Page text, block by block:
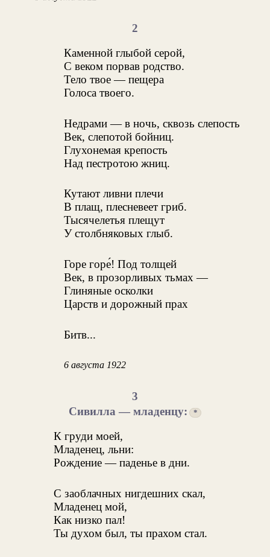
2
Каменной глыбой серой,
С веком порвав родство.
Тело твое — пещера
Голоса твоего.
Недрами — в ночь, сквозь слепость
Век, слепотой бойниц.
Глухонемая крепость
Над пестротою жниц.
Кутают ливни плечи
В плащ, плесневеет гриб.
Тысячелетья плещут
У столбняковых глыб.
Горе горе́! Под толщей
Век, в прозорливых тьмах —
Глиняные осколки
Царств и дорожный прах
Битв...
6 августа 1922
3
Сивилла — младенцу:
*
К груди моей,
Младенец, льни:
Рождение — паденье в дни.
С заоблачных нигдешних скал,
Младенец мой,
Как низко пал!
Ты духом был, ты прахом стал.